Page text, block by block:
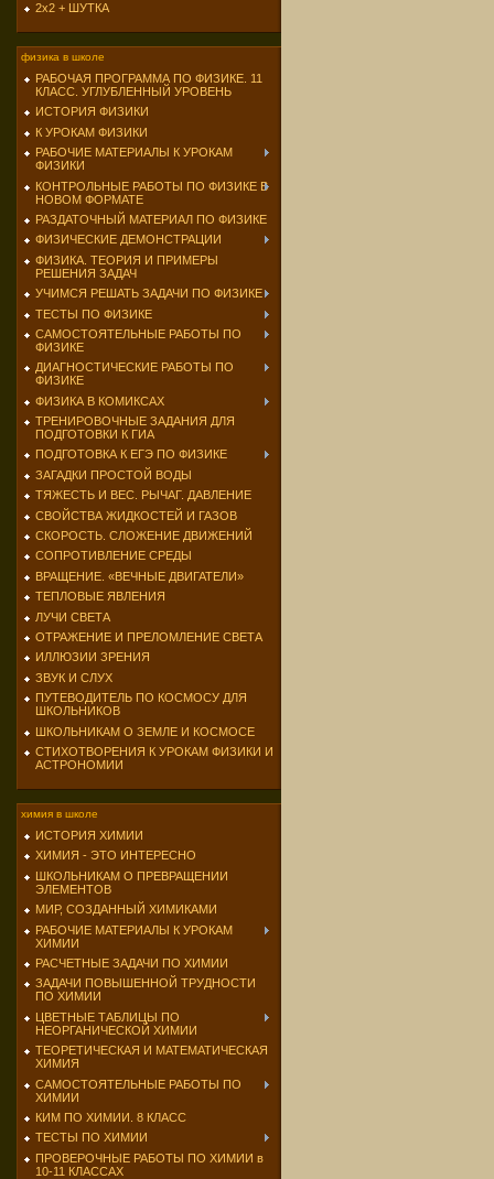
2х2 + ШУТКА
физика в школе
РАБОЧАЯ ПРОГРАММА ПО ФИЗИКЕ. 11
КЛАСС. УГЛУБЛЕННЫЙ УРОВЕНЬ
ИСТОРИЯ ФИЗИКИ
К УРОКАМ ФИЗИКИ
РАБОЧИЕ МАТЕРИАЛЫ К УРОКАМ
ФИЗИКИ
КОНТРОЛЬНЫЕ РАБОТЫ ПО ФИЗИКЕ В
НОВОМ ФОРМАТЕ
РАЗДАТОЧНЫЙ МАТЕРИАЛ ПО ФИЗИКЕ
ФИЗИЧЕСКИЕ ДЕМОНСТРАЦИИ
ФИЗИКА. ТЕОРИЯ И ПРИМЕРЫ
РЕШЕНИЯ ЗАДАЧ
УЧИМСЯ РЕШАТЬ ЗАДАЧИ ПО ФИЗИКЕ
ТЕСТЫ ПО ФИЗИКЕ
САМОСТОЯТЕЛЬНЫЕ РАБОТЫ ПО
ФИЗИКЕ
ДИАГНОСТИЧЕСКИЕ РАБОТЫ ПО
ФИЗИКЕ
ФИЗИКА В КОМИКСАХ
ТРЕНИРОВОЧНЫЕ ЗАДАНИЯ ДЛЯ
ПОДГОТОВКИ К ГИА
ПОДГОТОВКА К ЕГЭ ПО ФИЗИКЕ
ЗАГАДКИ ПРОСТОЙ ВОДЫ
ТЯЖЕСТЬ И ВЕС. РЫЧАГ. ДАВЛЕНИЕ
СВОЙСТВА ЖИДКОСТЕЙ И ГАЗОВ
СКОРОСТЬ. СЛОЖЕНИЕ ДВИЖЕНИЙ
СОПРОТИВЛЕНИЕ СРЕДЫ
ВРАЩЕНИЕ. «ВЕЧНЫЕ ДВИГАТЕЛИ»
ТЕПЛОВЫЕ ЯВЛЕНИЯ
ЛУЧИ СВЕТА
ОТРАЖЕНИЕ И ПРЕЛОМЛЕНИЕ СВЕТА
ИЛЛЮЗИИ ЗРЕНИЯ
ЗВУК И СЛУХ
ПУТЕВОДИТЕЛЬ ПО КОСМОСУ ДЛЯ
ШКОЛЬНИКОВ
ШКОЛЬНИКАМ О ЗЕМЛЕ И КОСМОСЕ
СТИХОТВОРЕНИЯ К УРОКАМ ФИЗИКИ И
АСТРОНОМИИ
химия в школе
ИСТОРИЯ ХИМИИ
ХИМИЯ - ЭТО ИНТЕРЕСНО
ШКОЛЬНИКАМ О ПРЕВРАЩЕНИИ
ЭЛЕМЕНТОВ
МИР, СОЗДАННЫЙ ХИМИКАМИ
РАБОЧИЕ МАТЕРИАЛЫ К УРОКАМ
ХИМИИ
РАСЧЕТНЫЕ ЗАДАЧИ ПО ХИМИИ
ЗАДАЧИ ПОВЫШЕННОЙ ТРУДНОСТИ
ПО ХИМИИ
ЦВЕТНЫЕ ТАБЛИЦЫ ПО
НЕОРГАНИЧЕСКОЙ ХИМИИ
ТЕОРЕТИЧЕСКАЯ И МАТЕМАТИЧЕСКАЯ
ХИМИЯ
САМОСТОЯТЕЛЬНЫЕ РАБОТЫ ПО
ХИМИИ
КИМ ПО ХИМИИ. 8 КЛАСС
ТЕСТЫ ПО ХИМИИ
ПРОВЕРОЧНЫЕ РАБОТЫ ПО ХИМИИ в
10-11 КЛАССАХ